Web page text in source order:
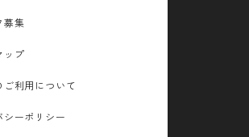
募集
ップ
ご利用について
シーポリシー